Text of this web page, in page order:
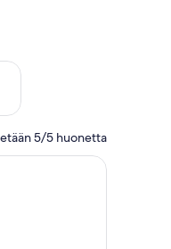
14 - elok. 16
5/5 huonetta
huone, jossa